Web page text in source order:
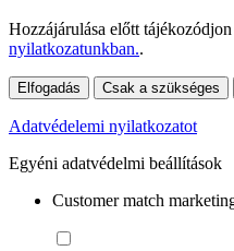
Hozzájárulása előtt
nyilatkozatunkban..
Elfogadás Csak a szükséges
Adatvédelemi nyilatkozatot
Egyéni adatvédelmi beállítások
Customer match